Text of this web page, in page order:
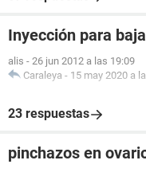
Inyección para
alis - 26 jun 2012 a las 19:09
Caraleya - 15 may 2020 a
23 respuestas
pinchazos en